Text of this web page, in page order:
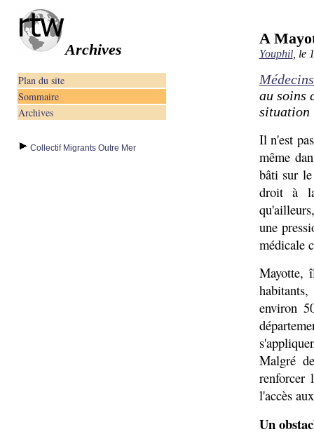
Archives
Plan du site
Sommaire
Archives
Collectif Migrants Outre Mer
A
Youphil, le
au soins
situation
Il n'est
même
bâti sur
droit à
une
médicale
Mayotte,
environ
Malgré
renforcer
l'accès
Un